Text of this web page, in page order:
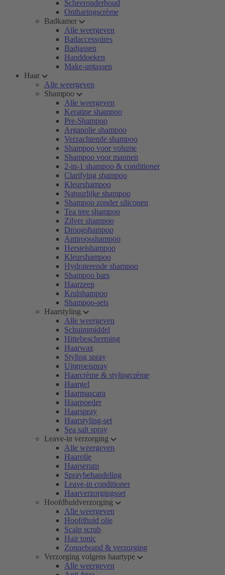
Scheeronderhoud
Ontharingscrème
Badkamer
Alle weergeven
Badaccessoires
Badjassen
Handdoeken
Make-uptassen
Haar
Alle weergeven
Shampoo
Alle weergeven
Keratine shampoo
Pre-Shampoo
Arganolie shampoo
Verzachtende shampoo
Shampoo voor volume
Shampoo voor mannen
2-in-1 shampoo & conditioner
Clarifying shampoo
Kleurshampoo
Natuurlijke shampoo
Shampoo zonder siliconen
Tea tree shampoo
Zilver shampoo
Droogshampoo
Antiroosshampoo
Herstelshampoo
Kleurshampoo
Hydraterende shampoo
Shampoo bars
Haarzeep
Krulshampoo
Shampoo-sets
Haarstyling
Alle weergeven
Schuimmiddel
Hittebescherming
Haarwax
Styling spray
Uitgroeispray
Haarcrème & stylingcrème
Haargel
Haarmascara
Haarpoeder
Haarspray
Haarstyling-set
Sea salt spray
Leave-in verzorging
Alle weergeven
Haarolie
Haarserum
Spraybehandeling
Leave-in conditioner
Haarverzorgingsset
Hoofdhuidverzorging
Alle weergeven
Hoofdhuid olie
Scalp scrub
Hair tonic
Zonnebrand & verzorging
Verzorging volgens haartype
Alle weergeven